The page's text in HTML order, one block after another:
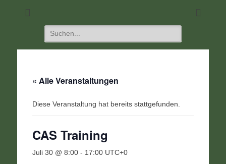
SC 1968 Klein-
Suchen
nach:
« Alle Veranstaltungen
Diese Veranstaltung hat bereits stattgefunden.
CAS Training
Juli 30 @ 8:00 - 17:00 UTC+0